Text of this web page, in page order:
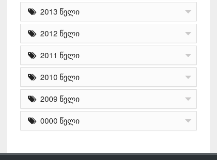
2013 წელი
2012 წელი
2011 წელი
2010 წელი
2009 წელი
0000 წელი